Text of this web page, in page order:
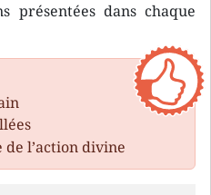
présentées dans chaque
l’action divine